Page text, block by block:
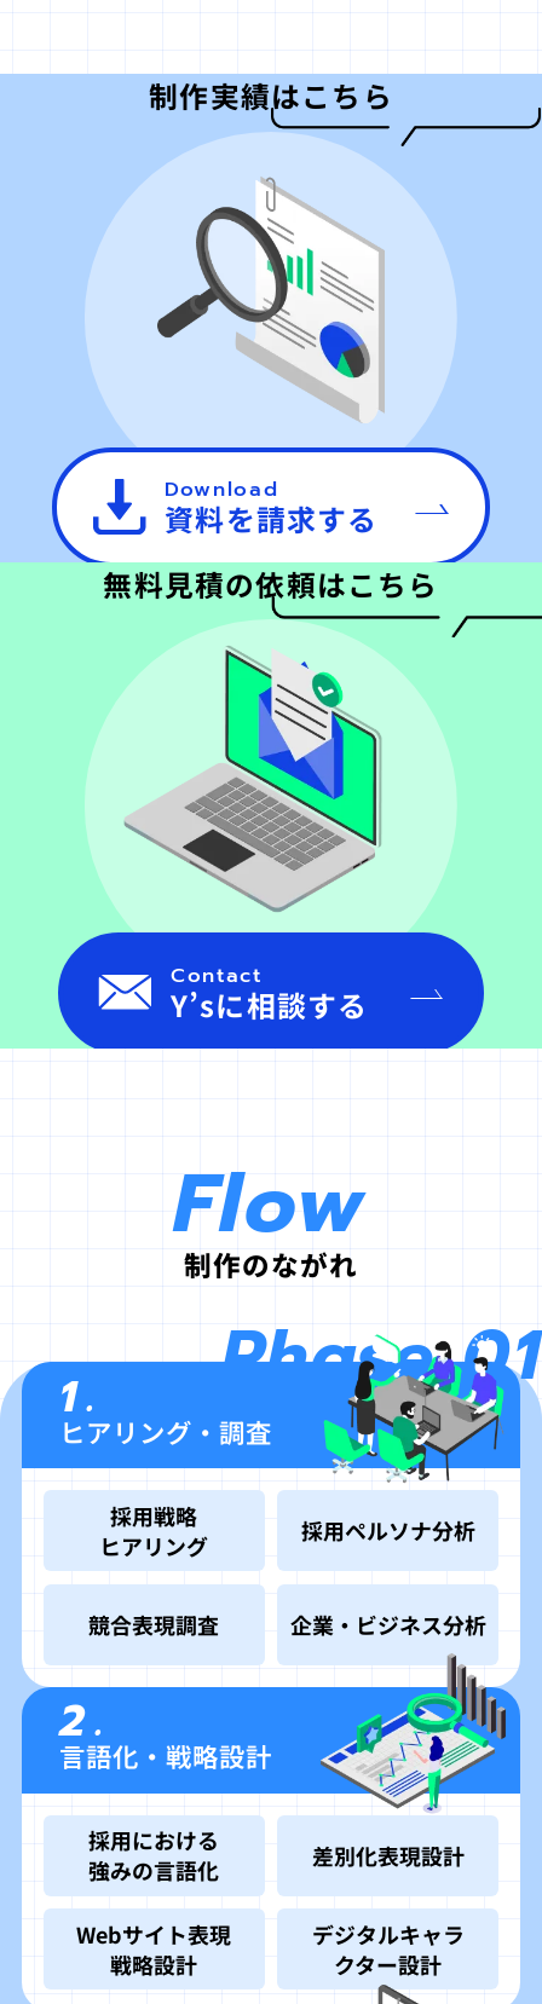
制作実績はこちら
Download
資料を請求する
無料見積の依頼はこちら
Contact
Y’sに相談する
制作のながれ
Flow
Phase 01
1.
ヒアリング・調査
採用戦略
ヒアリング
採用ペルソナ分析
競合表現調査 企業・ビジネス分析
2.
言語化・戦略設計
採用における
強みの言語化
差別化表現設計
Webサイト表現
戦略設計
デジタルキャラ
クター設計